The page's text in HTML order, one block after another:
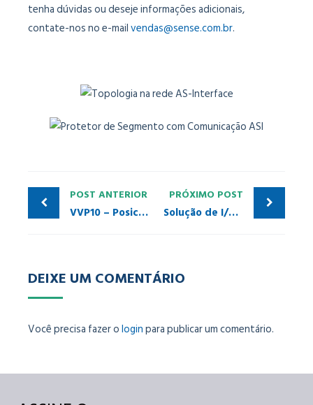
tenha dúvidas ou deseje informações adicionais,
contate-nos no e-mailvendas@sense.com.br.
POST ANTERIOR
VVP10 – Posicionador de Válvula
PRÓXIMO POST
Solução de I/O remoto – Lion Power
DEIXE UM COMENTÁRIO
Você precisa fazer ologinpara publicar um comentário.